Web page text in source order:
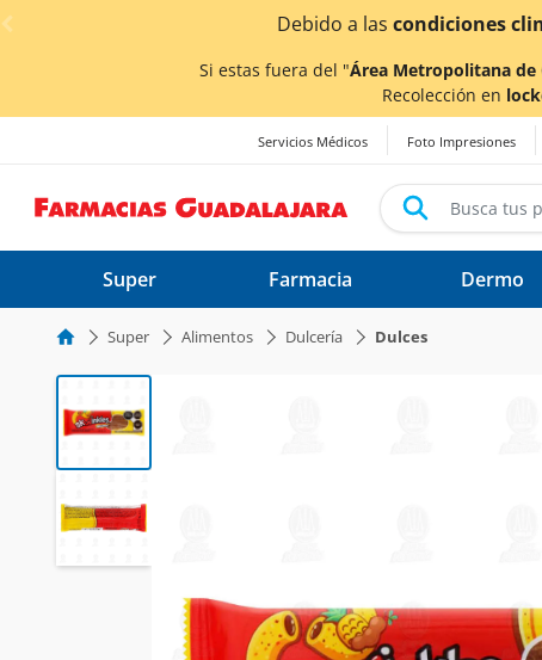
< div class="carousel-inner">
climáticas ocasionadas por las lluvias,los tiempos de
Si estas fuera del "Área Metropolitana de
Recolección en
Servicios Médicos Foto Impresiones
Super Farmacia Dermo
Super Alimentos Dulcería Dulces